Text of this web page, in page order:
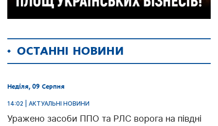
ОСТАННІ НОВИНИ
Неділя, 09 Серпня
14:02 | АКТУАЛЬНІ НОВИНИ
Уражено засоби ППО та РЛС ворога на півдні